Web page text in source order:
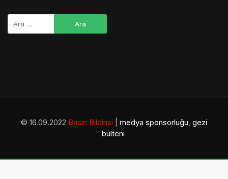
© 16.09.2022 Basın Bildirisi medya sponsorluğu, gezi
bülteni